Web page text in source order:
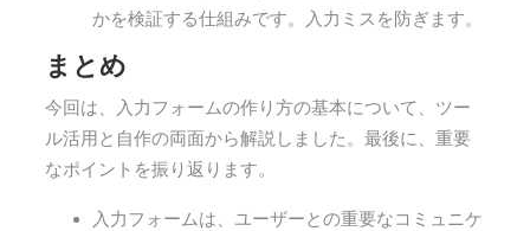
かを検証する仕組みです。入力ミスを防ぎます。
まとめ
今回は、入力フォームの作り方の基本について、ツー
ル活用と自作の両面から解説しました。最後に、重要
なポイントを振り返ります。
入力フォームは、ユーザーとの重要なコミュニケ